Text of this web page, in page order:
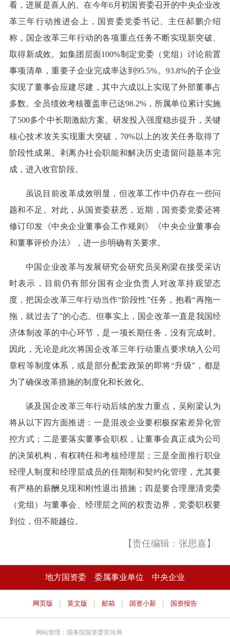
看，进展是喜人的。在今年6月初国资委召开的中央企业改
革三年行动推进会上，国资委党委书记、主任郝鹏介绍
称，国企改革三年行动的各项重点任务不断实现新突破、
取得新成效。如集团层面100%制定党委（党组）讨论前置
事项清单，重要子企业完成率达到95.5%。93.8%的子企业
实现了董事会应建尽建，其中六成以上实现了外部董事占
多数。全员绩效考核覆盖率已达98.2%，所属单位累计实施
了500多个中长期激励方案。研发投入强度稳步提升，关键
核心技术攻关实现重大突破，70%以上的攻关任务取得了
阶段性成果。剥离办社会职能和解决历史遗留问题基本完
成，进入收官阶段。
虽说目前改革成效明显，但改革工作中仍存在一些问
题和不足。对此，从国资委获悉，近期，国资委党委还将
修订印发《中央企业董事会工作规则》《中央企业董事会
和董事评价办法》，进一步明确有关要求。
中国企业改革与发展研究会研究员吴刚梁在接受采访
时表示，目前仍有部分国有企业负责人对改革持观望态
度，把国企改革三年行动当作“阶段性”任务，抱着“再拖一
拖，就过去了”的心态。但事实上，国企改革一直是我国经
济体制改革的中心环节，是一项长期任务，没有完成时。
因此，无论是此次将国企改革三年行动重点要求纳入公司
章程等制度体系，或是部分配套政策的即将“升级”，都是
为了确保改革措施的制度化和长效化。
谈及国企改革三年行动后续的发力重点，吴刚梁认为
将从以下四方面推进：一是混改企业要积极探索差异化管
控方式；二是要落实董事会职权，让董事会真正成为公司
的决策机构，有权聘任和考核经理层；三是全面推行职业
经理人制度和经理层成员的任期制和契约化管理，尤其要
有严格的薪酬兑现和刚性退出措施；四是要合理厘清党委
（党组）与董事会、经理层之间的权责边界，党委职权要
到位，但不能越位。
【责任编辑：张思嘉】
地方国资委 委属事业单位 中央企业
网页版 | 英文版 | 邮箱 | 国资小新 | 国资报告
网站管理：国务院国资委宣传局